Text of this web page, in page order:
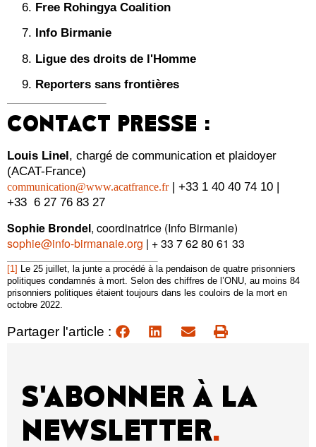
Free Rohingya Coalition
Info Birmanie
Ligue des droits de l'Homme
Reporters sans frontières
CONTACT PRESSE :
Louis Linel, chargé de communication et plaidoyer
(ACAT-France)
communication@www.acatfrance.fr| +33 1 40 40 74 10 |
+33 6 27 76 83 27
Sophie Brondel, coordinatrice (Info Birmanie)
sophie@info-birmanaie.org | + 33 7 62 80 61 33
[1] Le 25 juillet, la junte a procédé à la pendaison de quatre prisonniers
politiques condamnés à mort. Selon des chiffres de l’ONU, au moins 84
prisonniers politiques étaient toujours dans les couloirs de la mort en
octobre 2022.
Partager l'article :
S'ABONNER À LA
NEWSLETTER.